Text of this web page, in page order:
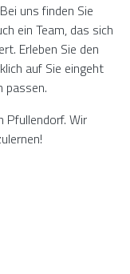
uns finden Sie
ein Team, das sich
Erleben Sie den
auf Sie eingeht
passen.
Pfullendorf. Wir